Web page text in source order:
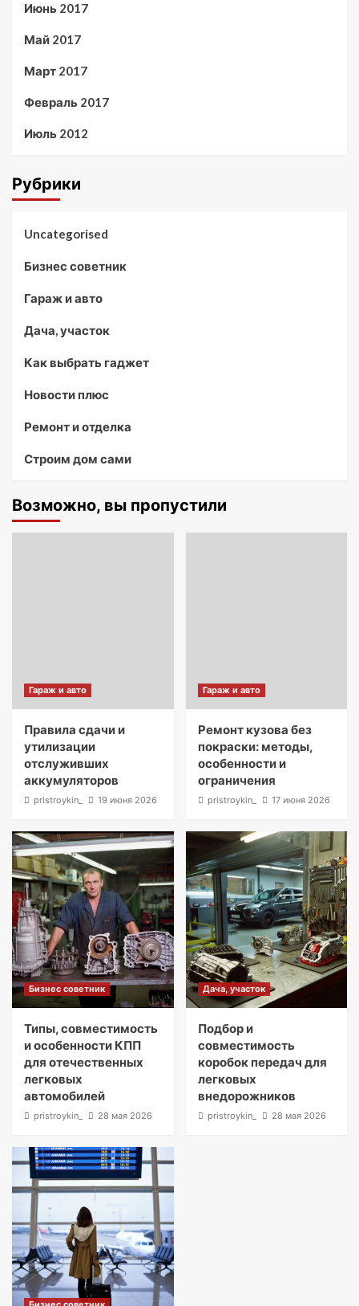
Июнь 2017
Май 2017
Март 2017
Февраль 2017
Июль 2012
Рубрики
Uncategorised
Бизнес советник
Гараж и авто
Дача, участок
Как выбрать гаджет
Новости плюс
Ремонт и отделка
Строим дом сами
Возможно, вы пропустили
Гараж и авто
Правила сдачи и
утилизации
отслуживших
аккумуляторов
pristroykin_ 19 июня 2026
Гараж и авто
Ремонт кузова без
покраски: методы,
особенности и
ограничения
pristroykin_ 17 июня 2026
Бизнес советник
Типы, совместимость
и особенности КПП
для отечественных
легковых
автомобилей
pristroykin_ 28 мая 2026
Дача, участок
Подбор и
совместимость
коробок передач для
легковых
внедорожников
pristroykin_ 28 мая 2026